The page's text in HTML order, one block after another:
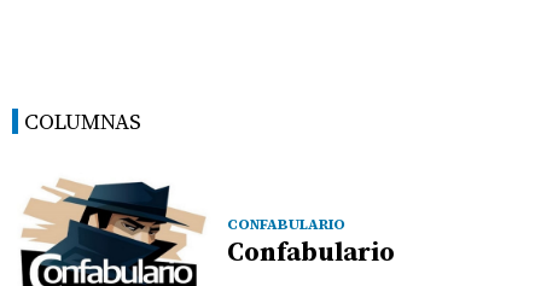
COLUMNAS
CONFABULARIO
Confabulario